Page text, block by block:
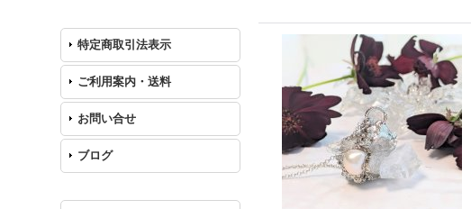
特定商取引法表示
ご利用案内・送料
お問い合せ
ブログ